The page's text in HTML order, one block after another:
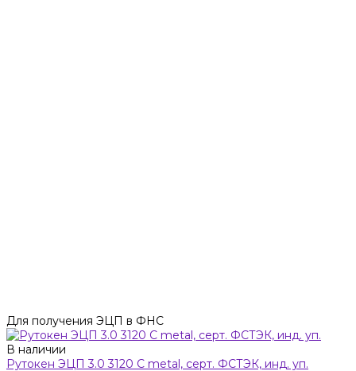
Для получения ЭЦП в ФНС
В наличии
Рутокен ЭЦП 3.0 3120 C metal, серт. ФСТЭК, инд. уп.